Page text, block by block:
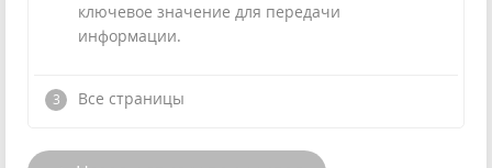
ключевое значение для передачи
информации.
Все страницы